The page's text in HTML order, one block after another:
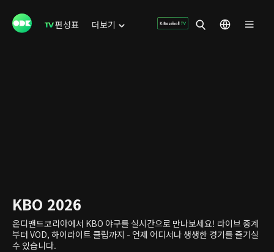
편성표 더보기
KBO 2026
온디맨드코리아에서 KBO 야구를 실시간으로 만나보세요! 라이브 중계
부터 VOD, 하이라이트 클립까지 - 언제 어디서나 생생한 경기를 즐기실
수 있습니다.